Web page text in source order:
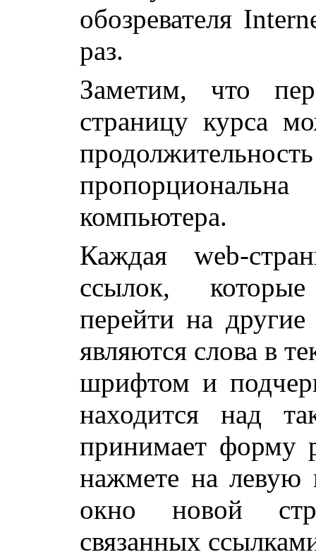
обозревателя
раз.
Заметим, что
страницу курса
компьютера.
Каждая web-
ссылок,
перейти на
являются слова в
шрифтом и
находится над
принимает форму
нажмете на левую
окно новой
связанных